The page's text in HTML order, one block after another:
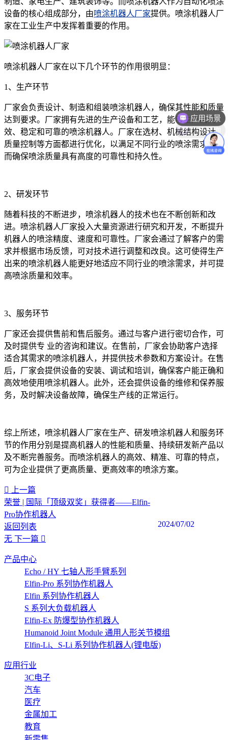
设备的核心组成部分，由喷涂机器人厂家提供。喷涂机器人厂
家在工业生产中发挥着重要的作用。
喷涂机器人厂家在以下几个环节的作用很明显：
1、生产环节
厂家会负责设计、制造和组装喷涂机器人，确保其性能和质量
达到要求。厂家拥有先进的生产设备和工艺，能够生产出高
效、稳定和可靠的喷涂机器人。厂家在选材、机械结构设计、
质量控制等方面都进行优化，以满足不同行业的喷涂需求，从
而确保喷涂质量具有高度的可靠性和持久性。
2、研发环节
随着科技的不断进步，喷涂机器人的技术也在不断创新和改
进。喷涂机器人厂家投入大量资源进行研究和开发，不断提升
机器人的喷涂精度、速度和可靠性。厂家会通过了解客户的需
求并根据市场反馈，可对技术进行调整和改良。这可使得生产
出来的喷涂机器人能更好地适应不同行业的喷涂需求，并可提
高喷涂质量和效率。
3、服务环节
厂家还会提供售前和售后服务。通过与客户进行密切合作，可
及时提供专 业的咨询和建议。在售前，厂家会协助客户选择
适合其需求的喷涂机器人，并提供技术参数和方案设计。在售
后，厂家会提供设备的安装、调试和培训，确保客户能正确和
高效地使用喷涂机器人。此外，还会提供设备的维修和保养服
务，及时解决设备故障，确保生产线的正常运行。
综上所述，喷涂机器人厂家在生产、研发喷涂机器人和服务环
节的作用分别是提高机器人的性能和质量、持续研发新产品以
及不断完善服务。而喷涂机器人的高效、精准、可靠的特点，
可为企业提供了更高质量、更高效率的喷涂方案。‍
上一篇
荣誉 | 国际「顶级双奖」获得者——Elfin-
Pro协作机器人
2024/07/02
返回列表
无 下一篇
产品中心
Echo / HY 七轴人形手臂系列
Elfin-Pro 系列协作机器人
Elfin 系列协作机器人
S 系列大负载机器人
Elfin-Ex 防爆型协作机器人
Humanoid Joint Module 通用人形关节模组
Elfin-Li、S-Li 系列协作机器人(锂电版)
应用行业
3C电子
汽车
医疗
金属加工
教育
价格咨询